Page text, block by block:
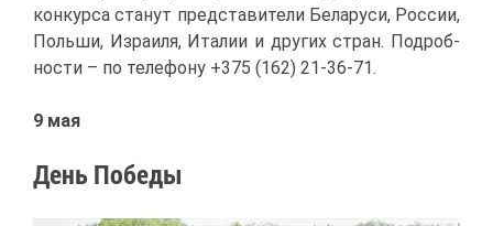
кон­кур­са ста­нут пред­ста­ви­те­ли Бе­ла­ру­си, Рос­сии,
Поль­ши, Из­ра­и­ля, Ита­лии и дру­гих стран. По­дроб­
но­сти – по те­ле­фо­ну +375 (162) 21-36-71.
9 мая
День По­бе­ды